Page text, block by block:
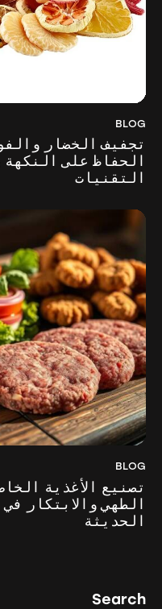
BLOG
تجفيف الخضار
الحفاظ على
التقنيات
BLOG
تصنيع الأغذية
الطهي والابتكار
الحديثة
Search